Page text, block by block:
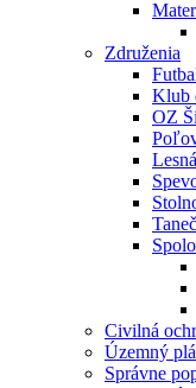
Združenia
Klub
OZ
Civilná
Územný
Správne